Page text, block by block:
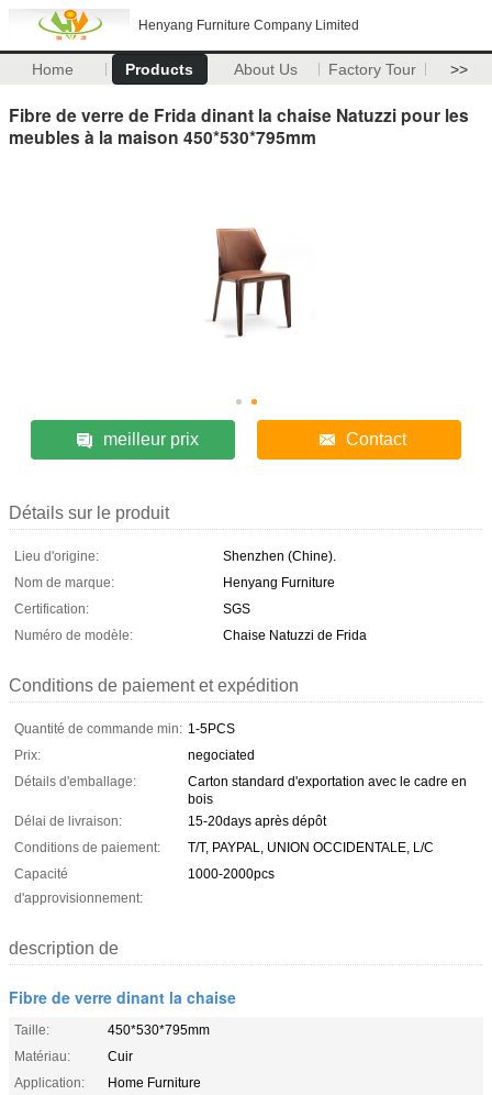
Henyang Furniture Company Limited
Home Products About Us Factory Tour >>
Fibre de verre de Frida dinant la chaise Natuzzi pour les
meubles à la maison 450*530*795mm
meilleur prix Contact
Détails sur le produit
Lieu d'origine:
Shenzhen (Chine).
Nom de marque:
Henyang Furniture
Certification:
SGS
Numéro de modèle:
Chaise Natuzzi de Frida
Conditions de paiement et expédition
Quantité de commande min: 1-5PCS
Prix:
negociated
Détails d'emballage:
Carton standard d'exportation avec le cadre en
bois
Délai de livraison:
15-20days après dépôt
Conditions de paiement:
T/T, PAYPAL, UNION OCCIDENTALE, L/C
Capacité
d'approvisionnement:
1000-2000pcs
description de
Fibre de verre dinant la chaise
Taille:
450*530*795mm
Matériau:
Cuir
Application:
Home Furniture